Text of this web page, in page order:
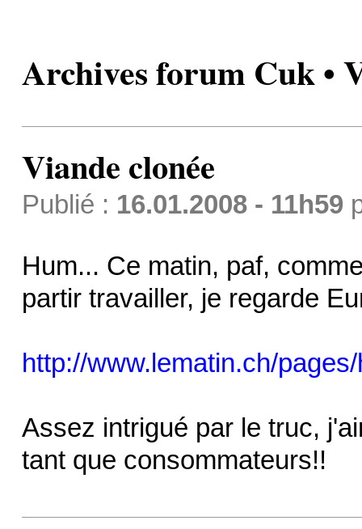
Archives forum Cuk •
Viande clonée
Publié : 16.01.2008 - 11h59
Hum... Ce matin, paf,
partir travailler, je regarde
http://www.lematin.ch/
Assez intrigué par le truc,
tant que consommateurs!!